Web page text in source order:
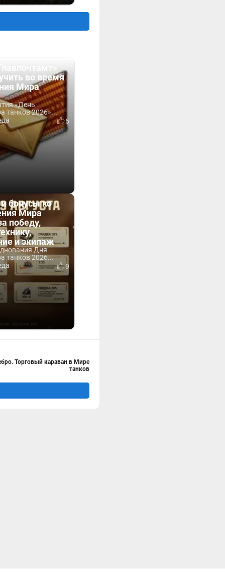
во время
Мира
«День
танков 2026»...
6
бонусы ко
Мира
победу,
и экипаж
Дня
танков 2026...
9
Торговый караван в Мире
танков